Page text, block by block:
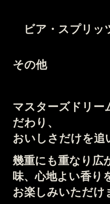
カシスビ
ビア・スプリッ
その他
マスターズドリー
だわり、
おいしさだけを追
幾重にも重なり広
味、心地よい香り
お楽しみいただけ